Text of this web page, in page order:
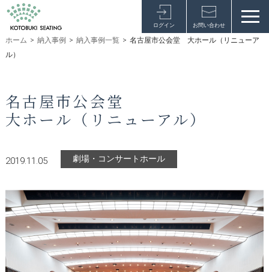
ログイン お問い合わせ
ホーム > 納入事例 > 納入事例一覧 > 名古屋市公会堂 大ホール（リニューア
ル）
名古屋市公会堂
大ホール（リニューアル）
2019.11.05 劇場・コンサートホール